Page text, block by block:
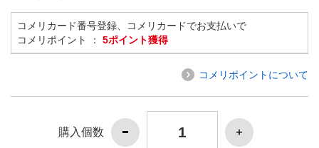
コメリカード番号登録、コメリカードでお支払いで
コメリポイント ： 5ポイント獲得
コメリポイントについて
購入個数